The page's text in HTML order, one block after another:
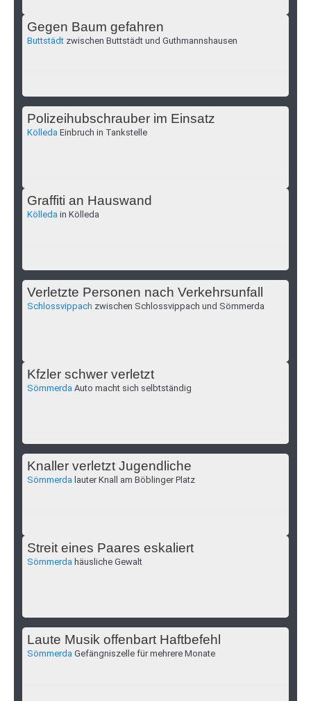
Gegen Baum gefahren
Buttstädt zwischen Buttstädt und Guthmannshausen
Polizeihubschrauber im Einsatz
Kölleda Einbruch in Tankstelle
Graffiti an Hauswand
Kölleda in Kölleda
Verletzte Personen nach Verkehrsunfall
Schlossvippach zwischen Schlossvippach und Sömmerda
Kfzler schwer verletzt
Sömmerda Auto macht sich selbtständig
Knaller verletzt Jugendliche
Sömmerda lauter Knall am Böblinger Platz
Streit eines Paares eskaliert
Sömmerda häusliche Gewalt
Laute Musik offenbart Haftbefehl
Sömmerda Gefängniszelle für mehrere Monate